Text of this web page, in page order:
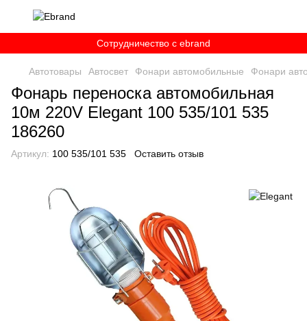
Сотрудничество c ebrand
Автотовары Автосвет Фонари автомобильные Фонари
Фонарь переноска автомобильная
10м 220V Elegant 100 535/101 535
186260
Артикул: 100 535/101 535 Оставить отзыв